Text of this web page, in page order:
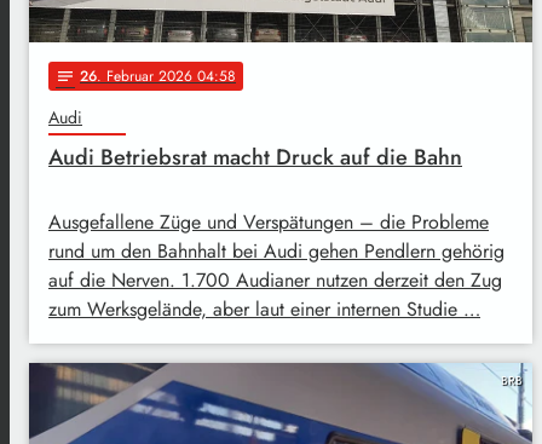
notes 26. Februar 2026 04:58
Audi
Audi Betriebsrat macht Druck auf die Bahn
Ausgefallene Züge und Verspätungen – die Probleme
rund um den Bahnhalt bei Audi gehen Pendlern gehörig
auf die Nerven. 1.700 Audianer nutzen derzeit den Zug
zum Werksgelände, aber laut einer internen Studie …
BRB